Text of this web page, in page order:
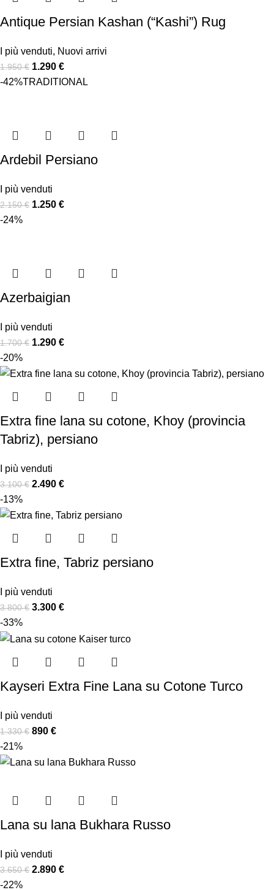
Antique Persian Kashan (“Kashi”) Rug
I più venduti, Nuovi arrivi
1.950€ 1.290 €
-42%TRADITIONAL
Ardebil Persiano
I più venduti
2.150€ 1.250 €
-24%
Azerbaigian
I più venduti
1.700€ 1.290 €
-20%
Extra fine lana su cotone, Khoy (provincia
Tabriz), persiano
I più venduti
3.100€ 2.490 €
-13%
Extra fine, Tabriz persiano
I più venduti
3.800€ 3.300 €
-33%
Kayseri Extra Fine Lana su Cotone Turco
I più venduti
1.330€ 890 €
-21%
Lana su lana Bukhara Russo
I più venduti
3.650€ 2.890 €
-22%